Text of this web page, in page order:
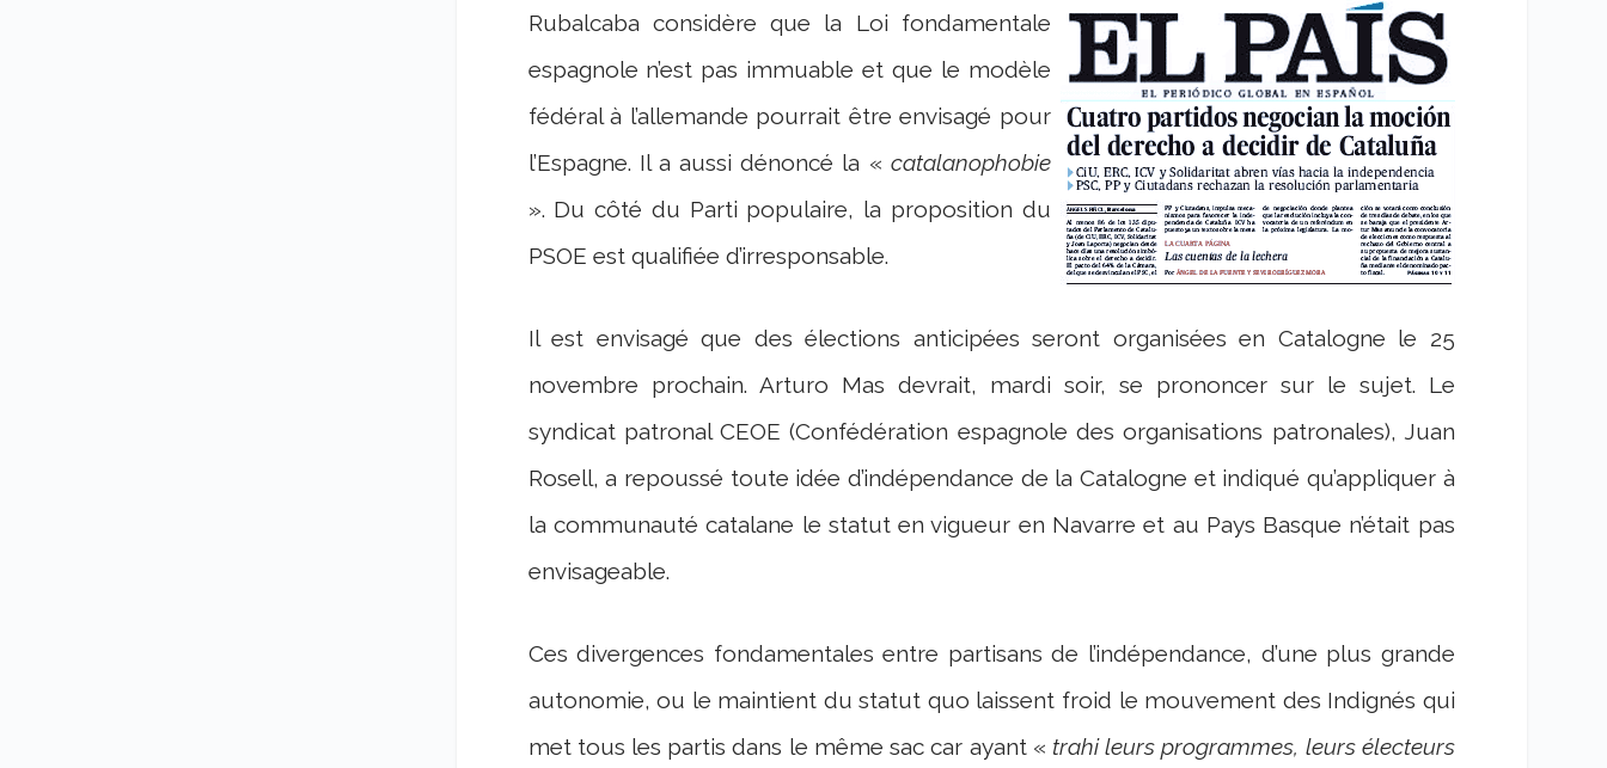
Rubalcaba considère que la Loi fondamentale
espagnole n’est pas immuable et que le modèle
fédéral à l’allemande pourrait être envisagé pour
l’Espagne. Il a aussi dénoncé la « catalanophobie
». Du côté du Parti populaire, la proposition du
PSOE est qualifiée d’irresponsable.
Il est envisagé que des élections anticipées seront organisées en Catalogne le 25
novembre prochain. Arturo Mas devrait, mardi soir, se prononcer sur le sujet. Le
syndicat patronal CEOE (Confédération espagnole des organisations patronales), Juan
Rosell, a repoussé toute idée d’indépendance de la Catalogne et indiqué qu’appliquer à
la communauté catalane le statut en vigueur en Navarre et au Pays Basque n’était pas
envisageable.
Ces divergences fondamentales entre partisans de l’indépendance, d’une plus grande
autonomie, ou le maintient du statut quo laissent froid le mouvement des Indignés qui
met tous les partis dans le même sac car ayant « trahi leurs programmes, leurs électeurs